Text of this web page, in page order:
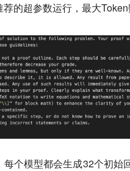
的超参数运行，最大Token
个模型都会生成32个初